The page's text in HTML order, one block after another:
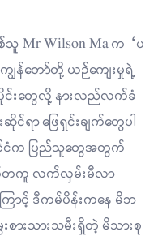
သူ Mr Wilson Ma က “ပ
ျွန်တော်တို့ ယဉ်ကျေးမှုရဲ့
င်းတွေလို့ နားလည်လက်ခံ
ဆိုင်ရာ ဖြေရှင်းချက်တွေပါ
င်ငံက ပြည်သူတွေအတွက်
ယ်တကူ လက်လှမ်းမီလာ
ောင့် ဒီကမ်ပိန်းကနေ မိဘ
စားသားသမီးရှိတဲ့ မိသားစု